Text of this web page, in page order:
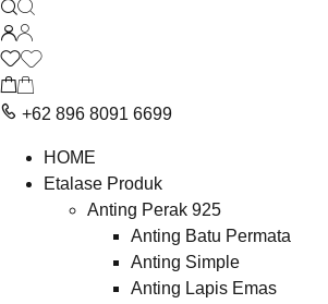
+62 896 8091 6699
HOME
Etalase Produk
Anting Perak 925
Anting Batu Permata
Anting Simple
Anting Lapis Emas